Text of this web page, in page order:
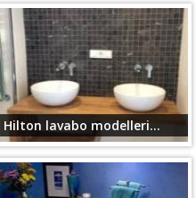
Hilton lavabo modelleri...